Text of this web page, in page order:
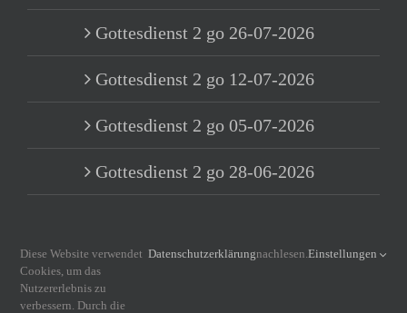
Gottesdienst 2 go 26-07-2026
Gottesdienst 2 go 12-07-2026
Gottesdienst 2 go 05-07-2026
Gottesdienst 2 go 28-06-2026
INFORMATIONEN
Diese Website verwendet
Cookies, um das
Nutzererlebnis zu
verbessern. Durch die
Datenschutzerklärungnachlesen.Einstellungen